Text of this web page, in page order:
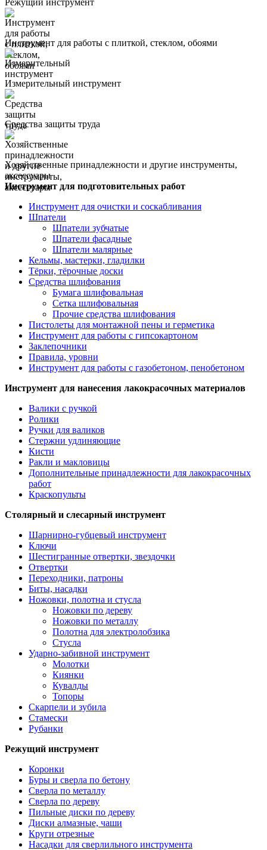
Режущий инструмент
Инструмент для работы с плиткой, стеклом, обоями
Измерительный инструмент
Средства защиты труда
Хозяйственные принадлежности и другие инструменты,
аксессуары
Инструмент для подготовительных работ
Инструмент для очистки и соскабливания
Шпатели
Шпатели зубчатые
Шпатели фасадные
Шпатели малярные
Кельмы, мастерки, гладилки
Тёрки, тёрочные доски
Средства шлифования
Бумага шлифовальная
Сетка шлифовальная
Прочие средства шлифования
Пистолеты для монтажной пены и герметика
Инструмент для работы с гипсокартоном
Заклепочники
Правила, уровни
Инструмент для работы с газобетоном, пенобетоном
Инструмент для нанесения лакокрасочных материалов
Валики с ручкой
Ролики
Ручки для валиков
Стержни удлиняющие
Кисти
Ракли и макловицы
Дополнительные принадлежности для лакокрасочных
работ
Краскопульты
Столярный и слесарный инструмент
Шарнирно-губцевый инструмент
Ключи
Шестигранные отвертки, звездочки
Отвертки
Переходники, патроны
Биты, насадки
Ножовки, полотна и стусла
Ножовки по дереву
Ножовки по металлу
Полотна для электролобзика
Стусла
Ударно-забивной инструмент
Молотки
Киянки
Кувалды
Топоры
Скарпели и зубила
Стамески
Рубанки
Режущий инструмент
Коронки
Буры и сверла по бетону
Сверла по металлу
Сверла по дереву
Пильные диски по дереву
Диски алмазные, чаши
Круги отрезные
Насадки для сверлильного инструмента